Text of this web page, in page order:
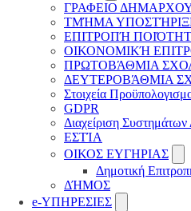
ΓΡΑΦΕΙΟ
ΤΜΉΜΑ
ΕΠΙΤΡΟΠΉ
ΟΙΚΟΝΟΜΙΚΉ
ΠΡΩΤΟΒΆΘΜΙΑ
ΔΕΥΤΕΡΟΒΆΘΜΙΑ
Στοιχεία
GDPR
Διαχείριση Συστημάτων
ΕΣΤΊΑ
ΟΙΚΟΣ ΕΥΓΗΡΙΑΣ
Δημοτική
ΔΉΜΟΣ
e-ΥΠΗΡΕΣΙΕΣ